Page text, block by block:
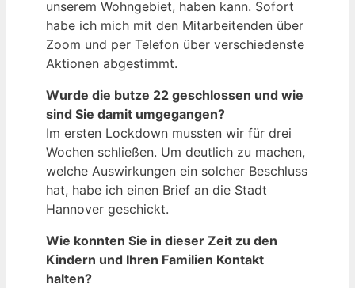
unserem Wohngebiet, haben kann. Sofort
habe ich mich mit den Mitarbeitenden über
Zoom und per Telefon über verschiedenste
Aktionen abgestimmt.
Wurde die butze 22 geschlossen und wie
sind Sie damit umgegangen?
Im ersten Lockdown mussten wir für drei
Wochen schließen. Um deutlich zu machen,
welche Auswirkungen ein solcher Beschluss
hat, habe ich einen Brief an die Stadt
Hannover geschickt.
Wie konnten Sie in dieser Zeit zu den
Kindern und Ihren Familien Kontakt
halten?